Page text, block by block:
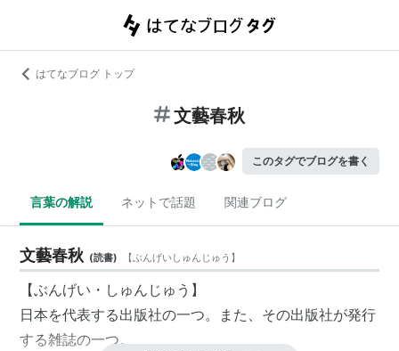
はてなブログ トップ
文藝春秋
このタグでブログを書く
言葉の解説 ネットで話題 関連ブログ
文藝春秋 (読書) 【ぶんげいしゅんじゅう 】
【ぶんげい・しゅんじゅう】
日本を代表する出版社の一つ。また、その出版社が発行
する雑誌の一つ。